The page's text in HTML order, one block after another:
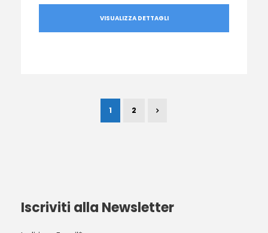
VISUALIZZA DETTAGLI
1 2
Iscriviti alla Newsletter